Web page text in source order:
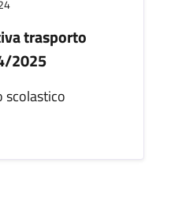
trasporto
2025
scolastico